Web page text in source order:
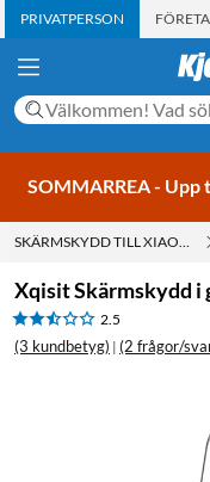
PRIVATPERSON
SOMMARREA - Upp
SKÄRMSKYDD TILL XIAOMI
Xqisit Skärmskydd i
2.5
(3 kundbetyg) | (2 frågor/